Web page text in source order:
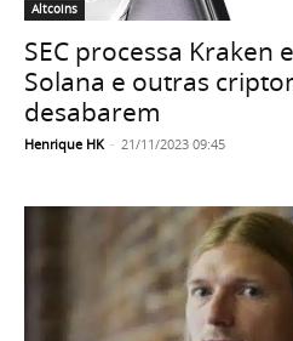
Altcoins
SEC processa Kraken
Solana e outras
desabarem
Henrique HK - 21/11/2023 09:45